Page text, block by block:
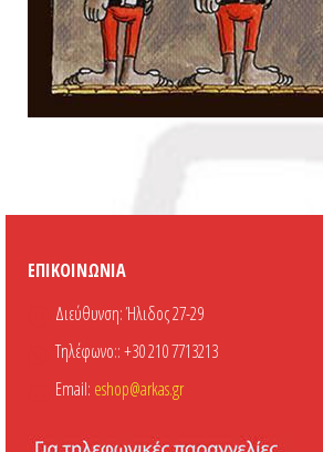
ΕΠΙΚΟΙΝΩΝΊΑ
Διεύθυνση:Ήλιδος 27-29
Τηλέφωνο::+30 210 7713213
Email: eshop@arkas.gr